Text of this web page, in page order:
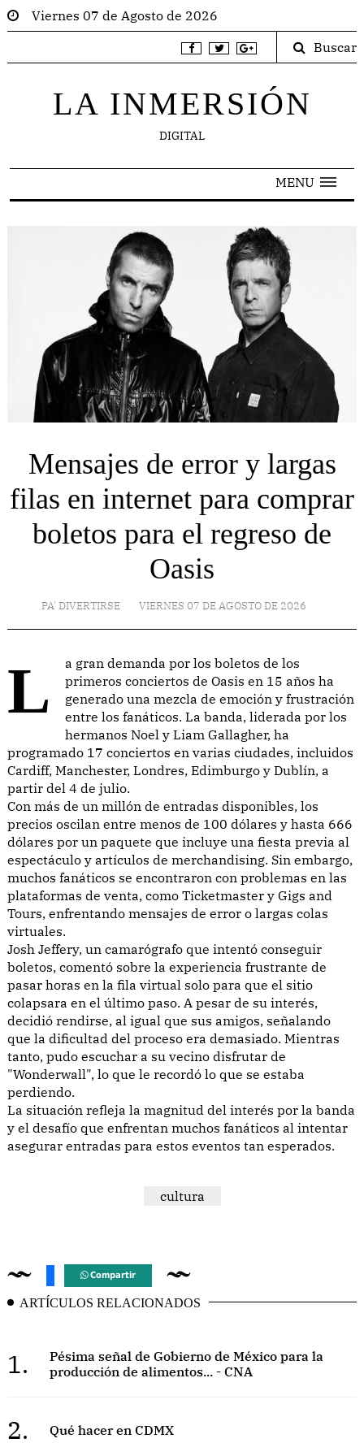
Viernes 07 de Agosto de 2026
Buscar
LA INMERSIÓN
DIGITAL
MENU
Mensajes de error y largas
filas en internet para comprar
boletos para el regreso de
Oasis
PA' DIVERTIRSE VIERNES 07 DE AGOSTO DE 2026
La gran demanda por los boletos de los
primeros conciertos de Oasis en 15 años ha
generado una mezcla de emoción y frustración
entre los fanáticos. La banda, liderada por los
hermanos Noel y Liam Gallagher, ha
programado 17 conciertos en varias ciudades, incluidos
Cardiff, Manchester, Londres, Edimburgo y Dublín, a
partir del 4 de julio.
Con más de un millón de entradas disponibles, los
precios oscilan entre menos de 100 dólares y hasta 666
dólares por un paquete que incluye una fiesta previa al
espectáculo y artículos de merchandising. Sin embargo,
muchos fanáticos se encontraron con problemas en las
plataformas de venta, como Ticketmaster y Gigs and
Tours, enfrentando mensajes de error o largas colas
virtuales.
Josh Jeffery, un camarógrafo que intentó conseguir
boletos, comentó sobre la experiencia frustrante de
pasar horas en la fila virtual solo para que el sitio
colapsara en el último paso. A pesar de su interés,
decidió rendirse, al igual que sus amigos, señalando
que la dificultad del proceso era demasiado. Mientras
tanto, pudo escuchar a su vecino disfrutar de
"Wonderwall", lo que le recordó lo que se estaba
perdiendo.
La situación refleja la magnitud del interés por la banda
y el desafío que enfrentan muchos fanáticos al intentar
asegurar entradas para estos eventos tan esperados.
cultura
Compartir
ARTÍCULOS RELACIONADOS
1.
Pésima señal de Gobierno de México para la
producción de alimentos... - CNA
2. Qué hacer en CDMX